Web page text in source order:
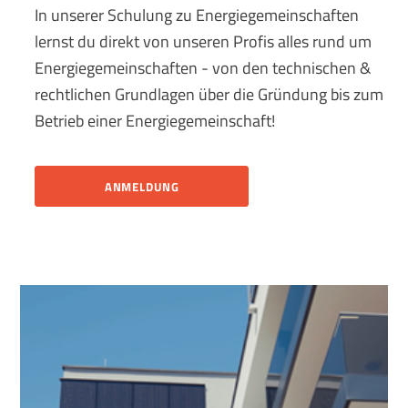
In unserer Schulung zu Energiegemeinschaften
lernst du direkt von unseren Profis alles rund um
Energiegemeinschaften - von den technischen &
rechtlichen Grundlagen über die Gründung bis zum
Betrieb einer Energiegemeinschaft!
ANMELDUNG